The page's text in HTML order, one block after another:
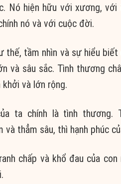
Nó hiện hữu với xương,
nó và với cuộc đời.
thế, tầm nhìn và sự hiểu
và sâu sắc. Tình thương
và lớn rộng.
ta chính là tình thương.
và thẳm sâu, thì hạnh phúc
chấp và khổ đau của